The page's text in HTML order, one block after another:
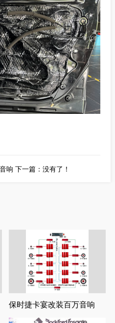
响 下一篇：没有了！
保时捷卡宴改装百万音响